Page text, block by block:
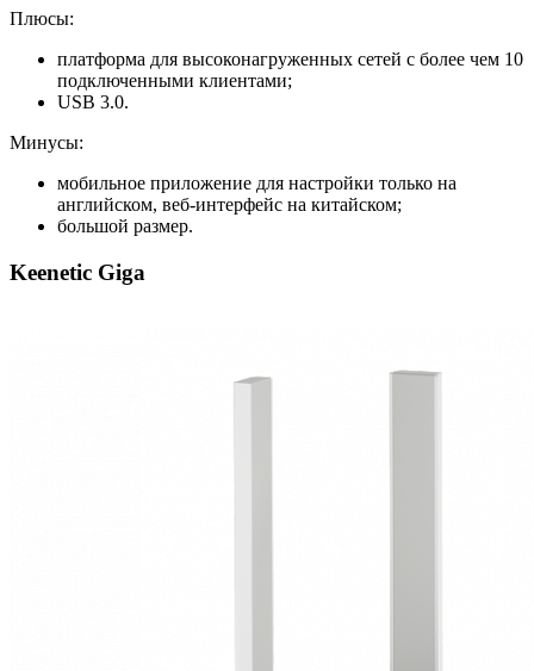
Плюсы:
платформа для высоконагруженных сетей с более чем 10
подключенными клиентами;
USB 3.0.
Минусы:
мобильное приложение для настройки только на
английском, веб-интерфейс на китайском;
большой размер.
Keenetic Giga